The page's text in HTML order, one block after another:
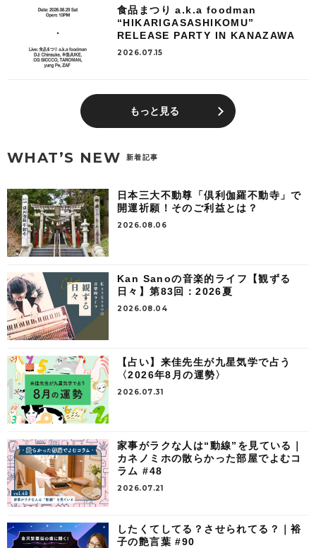
食品まつり a.k.a foodman
“HIKARIGASASHIKOMU”
RELEASE PARTY IN KANAZAWA
2026.07.15
もっと見る
WHAT’S NEW 新着記事
日本三大不動尊「倶利伽羅不動寺」で
開運祈願！そのご利益とは？
2026.08.06
Kan Sanoの音楽的ライフ【観ずる
日々】第83回：2026夏
2026.08.04
【占い】来佳先生が九星気学で占う
〈2026年8月の運勢〉
2026.07.31
家事がラクな人は“動線”を見ている｜
カネノミホの散らかった部屋でよむコ
ラム #48
2026.07.21
したくてしてる？させられてる？｜裕
子の艶言葉 #90